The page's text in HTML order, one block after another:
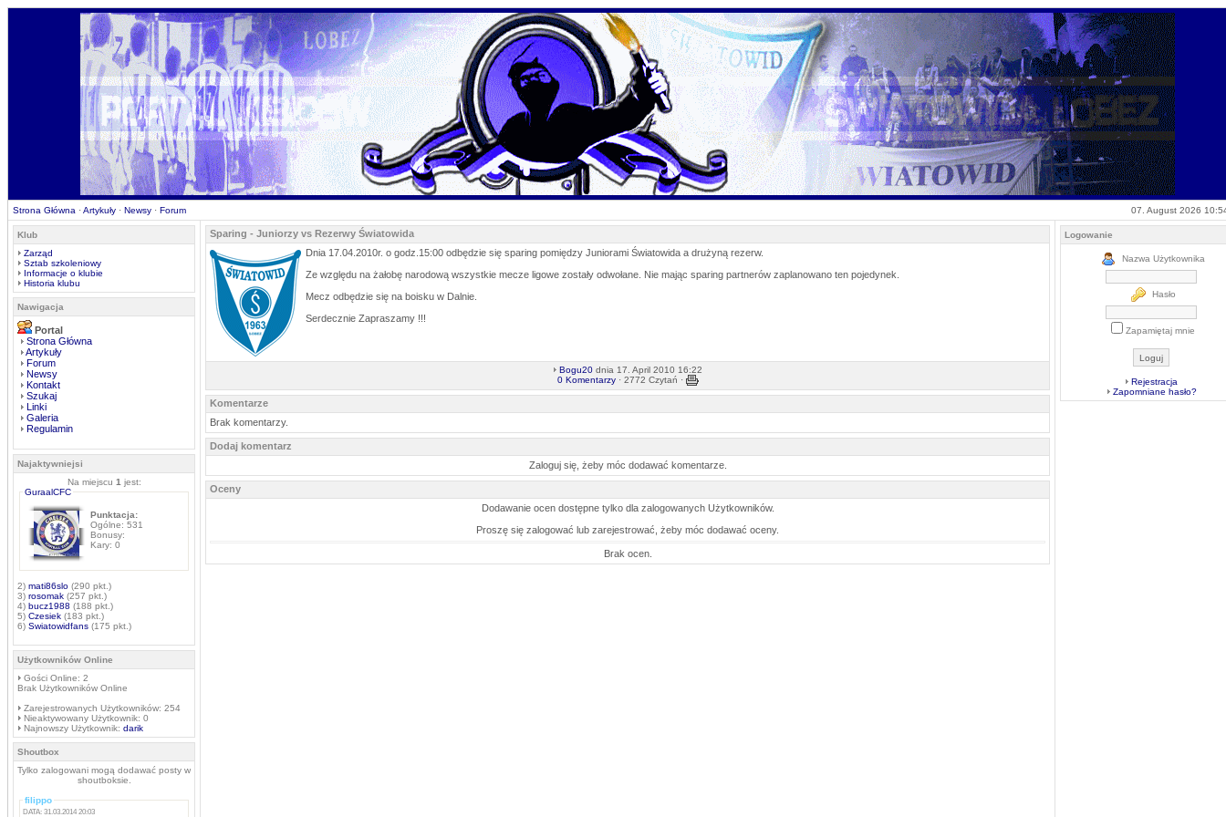
Strona Główna ·Artykuły · Newsy · Forum 07. August 2026
Klub
Zarząd
Sztab szkoleniowy
Informacje o klubie
Historia klubu
Nawigacja
Portal
Strona Główna
Artykuły
Forum
Newsy
Kontakt
Szukaj
Linki
Galeria
Regulamin
Najaktywniejsi
Na miejscu 1 jest:
GuraalCFC
Punktacja:
Ogólne: 531
Bonusy:
Kary: 0
2) mati86slo (290 pkt.)
3) rosomak (257 pkt.)
4) bucz1988 (188 pkt.)
5) Czesiek (183 pkt.)
6) Swiatowidfans (175 pkt.)
Użytkowników Online
Gości Online: 2
Brak Użytkowników Online
Zarejestrowanych Użytkowników: 254
Nieaktywowany Użytkownik: 0
Najnowszy Użytkownik: darik
Shoutbox
Tylko zalogowani mogą dodawać posty w
shoutboksie.
filippo
DATA: 31.03.2014 20:03
Sparing - Juniorzy vs Rezerwy Światowida
Dnia 17.04.2010r. o godz.15:00 odbędzie się sparing pomiędzy Juniorami Światowida a drużyną rezerw.
Ze względu na żałobę narodową wszystkie mecze ligowe zostały odwołane. Nie mając sparing partnerów zaplanowano ten pojedynek.
Mecz odbędzie się na boisku w Dalnie.
Serdecznie Zapraszamy !!!
Bogu20 dnia 17. April 2010 16:22
0 Komentarzy· 2772 Czytań ·
Komentarze
Brak komentarzy.
Dodaj komentarz
Zaloguj się, żeby móc dodawać komentarze.
Oceny
Dodawanie ocen dostępne tylko dla zalogowanych Użytkowników.
Proszę się zalogować lub zarejestrować, żeby móc dodawać oceny.
Brak ocen.
Logowanie
Nazwa Użytkownika
Hasło
Zapamiętaj mnie
Rejestracja
Zapomniane hasło?